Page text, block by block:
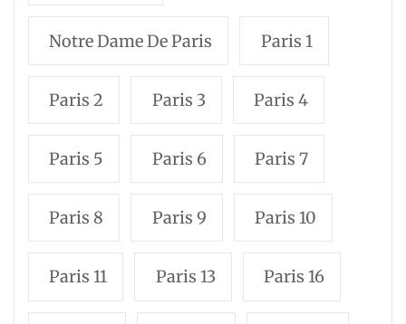
Notre Dame De Paris Paris 1
Paris 2 Paris 3 Paris 4
Paris 5 Paris 6 Paris 7
Paris 8 Paris 9 Paris 10
Paris 11 Paris 13 Paris 16